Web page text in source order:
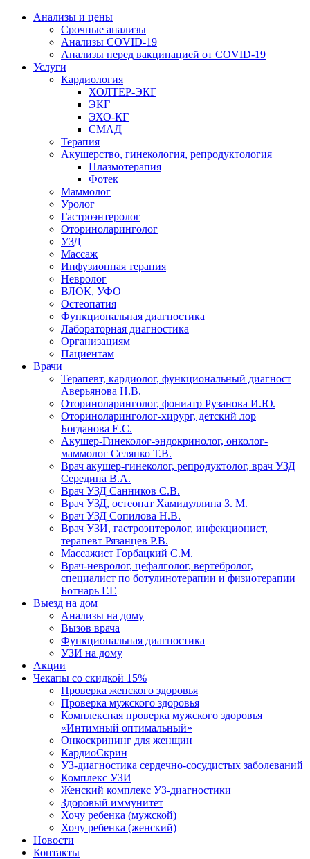
Анализы и цены
Срочные анализы
Анализы COVID-19
Анализы перед вакцинацией от COVID-19
Услуги
Кардиология
ХОЛТЕР-ЭКГ
ЭКГ
ЭХО-КГ
СМАД
Терапия
Акушерство, гинекология, репродуктология
Плазмотерапия
Фотек
Маммолог
Уролог
Гастроэнтеролог
Оториноларинголог
УЗД
Массаж
Инфузионная терапия
Невролог
ВЛОК, УФО
Остеопатия
Функциональная диагностика
Лабораторная диагностика
Организациям
Пациентам
Врачи
Терапевт, кардиолог, функциональный диагност
Аверьянова Н.В.
Оториноларинголог, фониатр Рузанова И.Ю.
Оториноларинголог-хирург, детский лор
Богданова Е.С.
Акушер-Гинеколог-эндокринолог, онколог-
маммолог Селянко Т.В.
Врач акушер-гинеколог, репродуктолог, врач УЗД
Середина В.А.
Врач УЗД Санников С.В.
Врач УЗД, остеопат Хамидуллина З. М.
Врач УЗД Сопилова Н.В.
Врач УЗИ, гастроэнтеролог, инфекционист,
терапевт Рязанцев Р.В.
Массажист Горбацкий С.М.
Врач-невролог, цефалголог, вертебролог,
специалист по ботулинотерапии и физиотерапии
Ботнарь Г.Г.
Выезд на дом
Анализы на дому
Вызов врача
Функциональная диагностика
УЗИ на дому
Акции
Чекапы со скидкой 15%
Проверка женского здоровья
Проверка мужского здоровья
Комплексная проверка мужского здоровья
«Интимный оптимальный»
Онкоcкрининг для женщин
КардиоСкрин
УЗ-диагностика сердечно-сосудистых заболеваний
Комплекс УЗИ
Женский комплекс УЗ-диагностики
Здоровый иммунитет
Хочу ребенка (мужской)
Хочу ребенка (женский)
Новости
Контакты